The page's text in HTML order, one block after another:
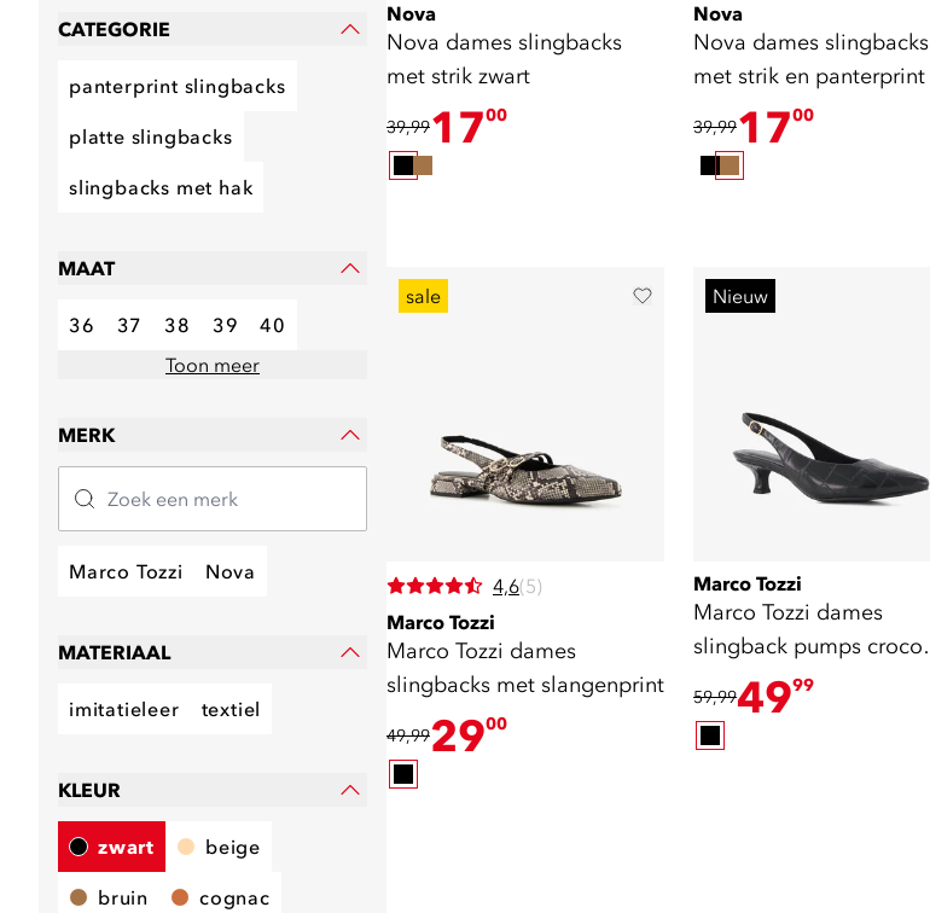
CATEGORIE
panterprint slingbacks
platte slingbacks
slingbacks met hak
MAAT
36 37 38 39
40
Toon meer
MERK
Marco Tozzi Nova
MATERIAAL
imitatieleer textiel
KLEUR
zwart beige
bruin cognac
Nova
Nova dames slingbacks
met strik zwart
39,991700
Nova
Nova dames slingbacks
met strik en panterprint
39,991700
sale
4,6(5)
Marco Tozzi
Marco Tozzi dames
slingbacks met slangenprint
49,992900
Nieuw
Marco Tozzi
Marco Tozzi dames
slingback pumps croco
print zwart
59,994999